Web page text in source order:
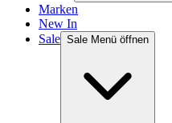
Marken
New In
Sale Sale Menü öffnen